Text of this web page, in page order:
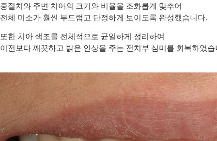
중절치와 주변 치아의 크기와 비율을 조화롭게 맞추어
전체 미소가 훨씬 부드럽고 단정하게 보이도록 완성했습니다.
또한 치아 색조를 전체적으로 균일하게 정리하여
이전보다 깨끗하고 밝은 인상을 주는 전치부 심미를 회복하였습